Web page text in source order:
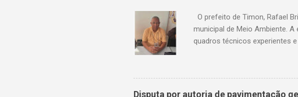
O prefeito de Timon, Rafael
municipal de Meio Ambiente.
quadros técnicos experientes
de sua carreira, ocupou
reconhecida pela capacidade
destaca-se o período em que
Disputa por autoria de pavimentação